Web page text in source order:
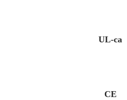
UL-ca
CE